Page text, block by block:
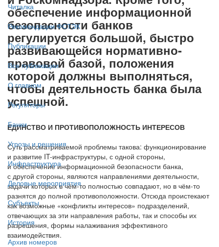
Читалка
Рекомендации ФСТЭК
Публикации
Все публикации
О главном
Регуляторы
Банки
Угрозы и решения
Инфраструктура
Деловые мероприятия
Субъекты
История
Архив номеров
обеспечение информационной
безопасности банков
регулируется большой, быстро
развивающейся нормативно-
правовой базой, положения
которой должны выполняться,
чтобы деятельность банка была
успешной.
ЕДИНСТВО И ПРОТИВОПОЛОЖНОСТЬ ИНТЕРЕСОВ
Суть рассматриваемой проблемы такова: функционирование
и развитие IT-инфраструктуры, с одной стороны,
и обеспечение информационной безопасности банка,
с другой стороны, являются направлениями деятельности,
задачи которых в чём-то полностью совпадают, но в чём-то
разнятся до полной противоположности. Отсюда проистекают
как возможные «конфликты интересов» подразделений,
отвечающих за эти направления работы, так и способы их
разрешения, формы налаживания эффективного
взаимодействия.